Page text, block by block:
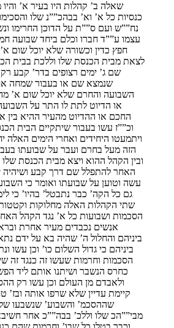
שאלה ב’ קהלות היו בעיר א’
כנסיות כל א’ וא’ בבהכ””נ שלו
נח””ש ועם ס””ת על הדוכן החרימו
עצמו ע””ד חברו וכלם ביחד שבועה
חפץ כדין וכשורה שלא יוכל שום
לצאת מבית הכנסת שלו וללכת בבית
שם ג’ ימים רצופים בדר’ קבע
שנמצא שם או בעבור שמחה
השבועה והחרם שלא יוכל שום א’
או הדיוט לתת לו התר על
החכם או ההדיוט מהעיר ההיא בין
וכ””ז עשו בעבור שיתקיים הבית
ויתמעטו היחידים ואחרי הימים האלה
הזה מעל בחרם ועבר על שבועתו
ובין הקהל ההוא ויצא מבית הכנסת שלו
האחר להתפלל שם דרך קבע ושיהיה
עשה וטוען על שבועתו ואומר כי
גם כל הקה’ כבר נתבטל’ בהיו’ כי
שתי הקהלות האלה מחלוקות
הסכמות ושבועות כל א’ נגד הקהל
אנשים נכבדים מעיר אחרת
ביניהם והחלול ה’ שהיה בא על ידם
ביניהם כי גדול השלום כו’ וכן עשו
הסכמות וחרמות שעשו זה כנגד זה
כחרס הנשבר ושיתנו אותם ליד
ולאבדם מן העולם וכן עשו רק
קיימת עדיין שלא שרפו אותה ובז’
שההסכמ’ והשבוע’ שנשבעו
מבי””הכ שלו וללכ’ בבה””כ אחר